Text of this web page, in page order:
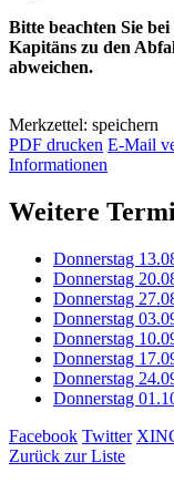
Bitte beachten Sie
Kapitäns zu den
abweichen.
Merkzettel: speichern
PDF drucken E-Mail
Informationen
Weitere
Donnerstag
Donnerstag
Donnerstag
Donnerstag
Donnerstag
Donnerstag
Donnerstag
Donnerstag
Facebook Twitter
Zurück zur Liste